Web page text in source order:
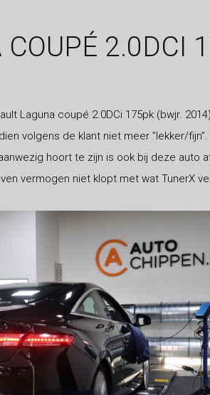
COUPÉ 2.0DCI
Laguna coupé 2.0DCi 175pk (bwjr.
volgens de klant niet meer ”lekker/
hoort te zijn is ook bij deze auto
vermogen niet klopt met wat TunerX